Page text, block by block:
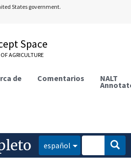
States government.
Space
AGRICULTURE
de Comentarios NALT
español